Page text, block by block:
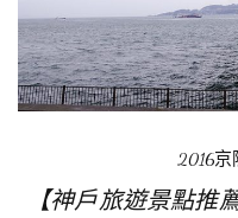
2016
【神戶旅遊景點推